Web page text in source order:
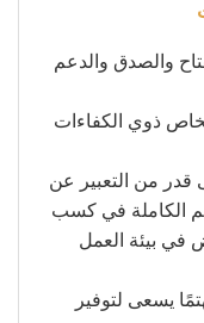
والصدق والدعم
ذوي الكفاءات
قدر من التعبير عن
الكاملة في كسب
في بيئة العمل
يسعى لتوفير